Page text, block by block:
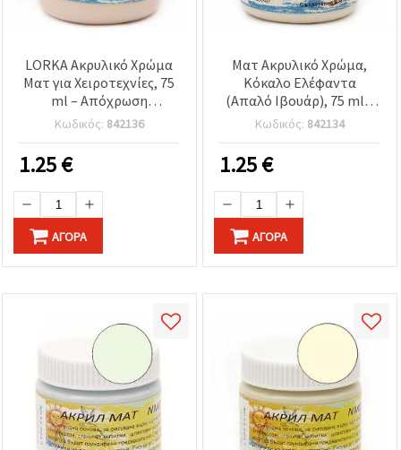
LORKA Ακρυλικό Χρώμα
Ματ για Χειροτεχνίες, 75
ml – Απόχρωση
Δέρματος PM008
Κωδικός: 842136
1.25€
ΑΓΟΡΆ
Ματ Ακρυλικό Χρώμα,
Κόκαλο Ελέφαντα
(Απαλό Ιβουάρ), 75 ml –
Ιδανικό για Χειροτεχνίες,
DIY, Καμβά, Ξύλο & Χαρτί
Κωδικός: 842134
1.25€
ΑΓΟΡΆ